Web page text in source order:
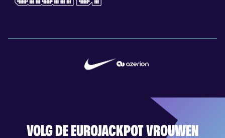
VOLG DE EUROJACKPOT VROUWEN